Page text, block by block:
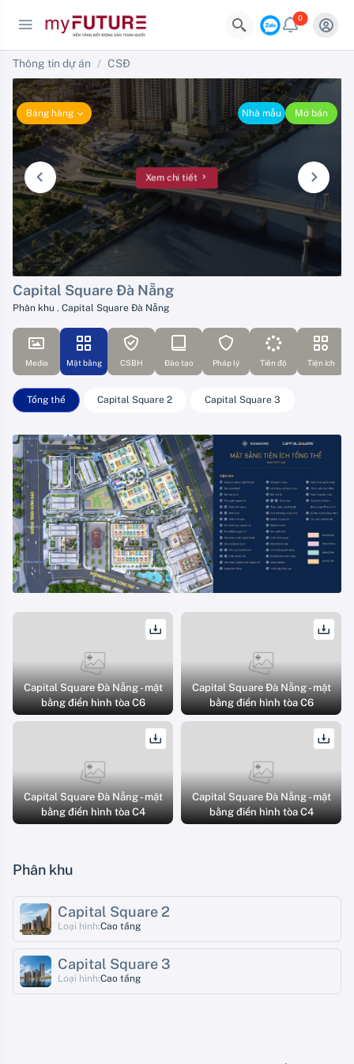
0
Thông tin dự án CSĐ
Xem chi tiết
Bảng hàng Nhà mẫu Mở bán
Capital Square Đà Nẵng
Phân khu , Capital Square Đà Nẵng
Media Mặt bằng CSBH Đào tạo Pháp lý Tiến độ Tiện ích
Tổng thể Capital Square 2 Capital Square 3
Capital Square Đà Nẵng - mặt
bằng điển hình tòa C6
Capital Square Đà Nẵng - mặt
bằng điển hình tòa C6
Capital Square Đà Nẵng - mặt
bằng điển hình tòa C4
Capital Square Đà Nẵng - mặt
bằng điển hình tòa C4
Phân khu
Capital Square 2
Loại hình:Cao tầng
Capital Square 3
Loại hình:Cao tầng